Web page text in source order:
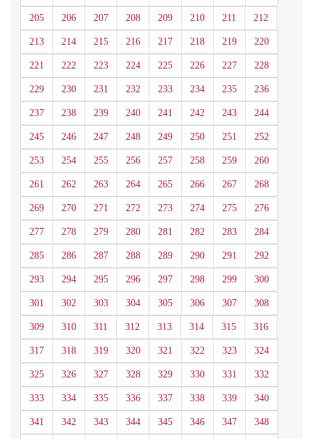
205 206 207 208 209 210 211 212
213 214 215 216 217 218 219 220
221 222 223 224 225 226 227 228
229 230 231 232 233 234 235 236
237 238 239 240 241 242 243 244
245 246 247 248 249 250 251 252
253 254 255 256 257 258 259 260
261 262 263 264 265 266 267 268
269 270 271 272 273 274 275 276
277 278 279 280 281 282 283 284
285 286 287 288 289 290 291 292
293 294 295 296 297 298 299 300
301 302 303 304 305 306 307 308
309 310 311 312 313 314 315 316
317 318 319 320 321 322 323 324
325 326 327 328 329 330 331 332
333 334 335 336 337 338 339 340
341 342 343 344 345 346 347 348